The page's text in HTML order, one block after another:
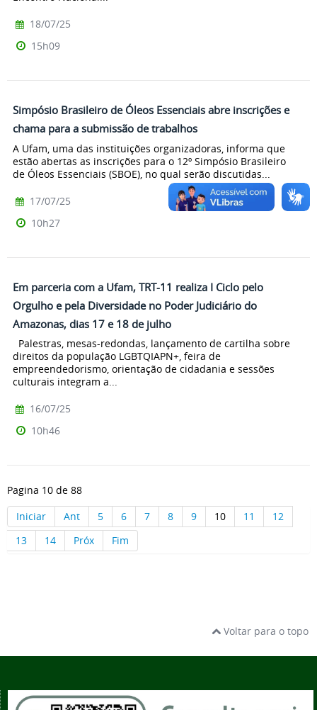
18/07/25
15h09
Simpósio Brasileiro de Óleos Essenciais abre inscrições e
chama para a submissão de trabalhos
A Ufam, uma das instituições organizadoras, informa que
estão abertas as inscrições para o 12º Simpósio Brasileiro
de Óleos Essenciais (SBOE), no qual serão discutidas...
17/07/25
10h27
Em parceria com a Ufam, TRT-11 realiza I Ciclo pelo
Orgulho e pela Diversidade no Poder Judiciário do
Amazonas, dias 17 e 18 de julho
Palestras, mesas-redondas, lançamento de cartilha sobre
direitos da população LGBTQIAPN+, feira de
empreendedorismo, orientação de cidadania e sessões
culturais integram a...
16/07/25
10h46
Pagina 10 de 88
Iniciar
Ant 5 6 7 8 9 10 11
12
13
14 Próx Fim
Voltar para o topo